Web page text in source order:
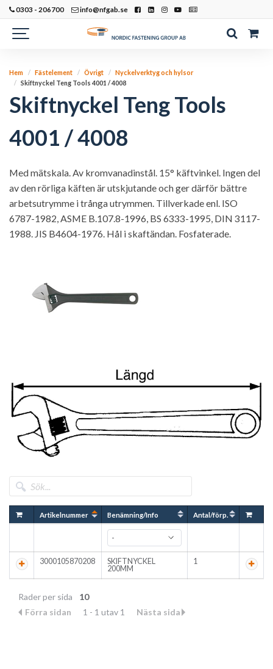
0303 - 206700 info@nfgab.se
Hem Fästelement Övrigt
Nyckelverktyg och hylsor
Skiftnyckel Teng Tools 4001 / 4008
Skiftnyckel Teng Tools
4001 / 4008
Med mätskala. Av kromvanadinstål. 15° käftvinkel. Ingen del
av den rörliga käften är utskjutande och ger därför bättre
arbetsutrymme i trånga utrymmen. Tillverkade enl. ISO
6787-1982, ASME B.107.8-1996, BS 6333-1995, DIN 3117-
1988. JIS B4604-1976. Hål i skaftändan. Fosfaterade.
Artikelnummer Benämning/Info Antal/förp.
3000105870208
SKIFTNYCKEL
200MM
1
Rader per sida
10
Förra sidan
1 - 1 utav 1 Nästa sida